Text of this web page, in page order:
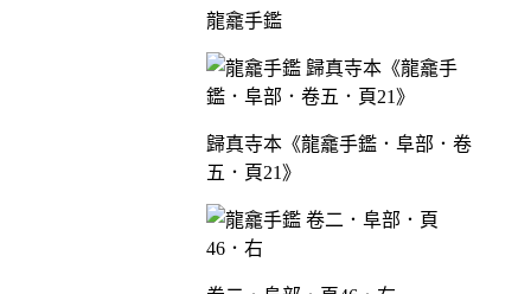
龍龕手鑑
歸真寺本《龍龕手鑑．阜部．卷
五．頁21》